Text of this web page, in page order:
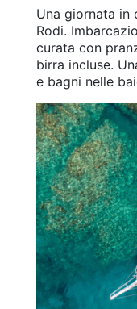
Una giornata in
Rodi.
curata con
birra incluse.
e bagni nelle